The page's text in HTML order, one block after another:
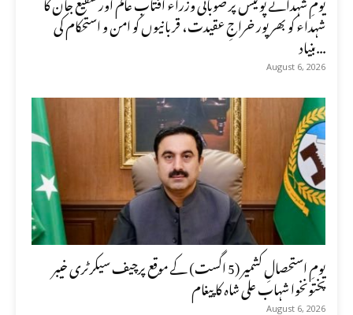
شہداء کو بھرپور خراجِ عقیدت، قربانیوں کو امن و استحکام کی
بنیاد...
August 6, 2026
یومِ استحصالِ کشمیر (5 اگست) کے موقع پرچیف سیکرٹری خیبر
پختونخوا شہاب علی شاہ کا پیغام
August 6, 2026